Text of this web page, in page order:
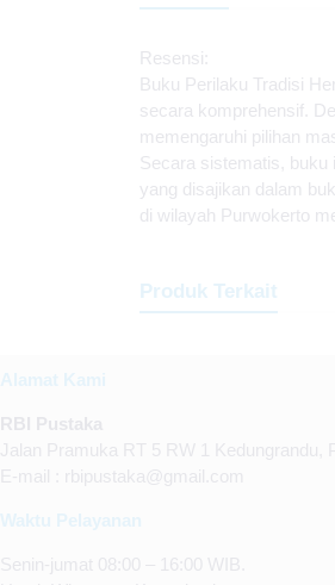
Resensi:
Buku Perilaku Tradisi
secara komprehensif.
memengaruhi pilihan
Secara sistematis, buku
yang disajikan dalam
di wilayah Purwokerto
Produk Terkait